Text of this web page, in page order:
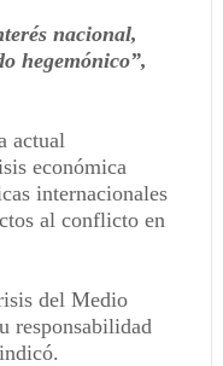
nacional,
hegemónico”,
actual
económica
internacionales
al conflicto en
del Medio
responsabilidad